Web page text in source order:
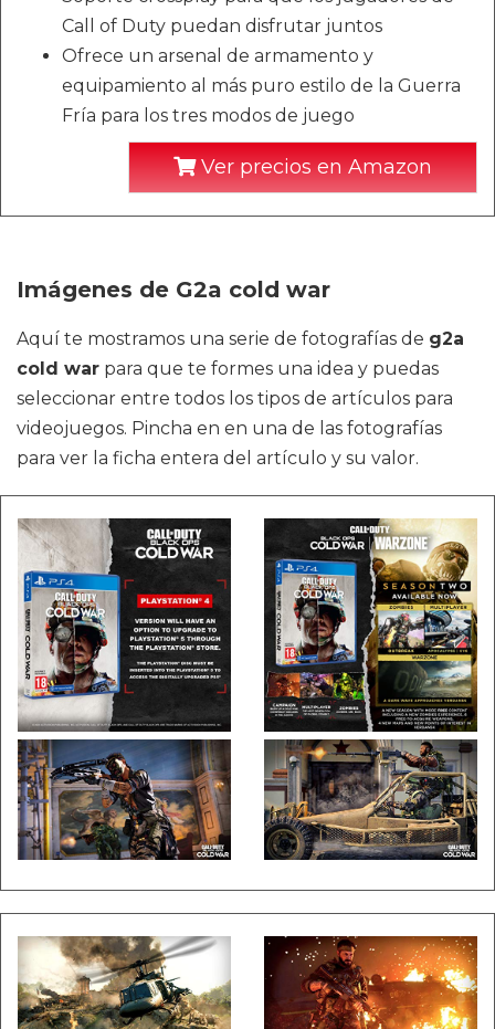
Call of Duty puedan disfrutar juntos
Ofrece un arsenal de armamento y
equipamiento al más puro estilo de la Guerra
Fría para los tres modos de juego
Ver precios en Amazon
Imágenes de G2a cold war
Aquí te mostramos una serie de fotografías de g2a
cold war para que te formes una idea y puedas
seleccionar entre todos los tipos de artículos para
videojuegos. Pincha en en una de las fotografías
para ver la ficha entera del artículo y su valor.